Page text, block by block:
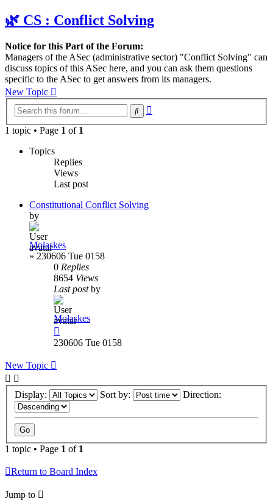
🌿 CS : Conflict Solving
Notice for this Part of the Forum:
Managers of the ASec (administrative sector) "Conflict Solving" can
discuss topics of this ASec here, and you can ask them questions
specific to the ASec to get answers from its managers.
New Topic
Search
1 topic • Page 1 of 1
Topics
Replies
Views
Last post
Constitutional Conflict Solving
by
Molaskes
» 230606 Tue 0158
0 Replies
8654 Views
Last postby
Molaskes
230606 Tue 0158
New Topic
Display: Sort by: Direction:
1 topic • Page 1 of 1
Return to Board Index
Jump to